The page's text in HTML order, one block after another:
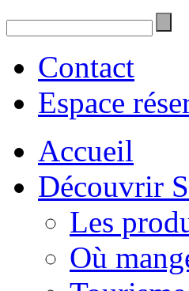
Contact
Espace
Accueil
Découvrir
Les
Où